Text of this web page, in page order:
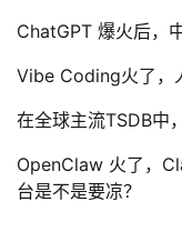
ChatGPT 爆火后，
Vibe Coding火了，
在全球主流TSDB中
OpenClaw 火了，
台是不是要凉？